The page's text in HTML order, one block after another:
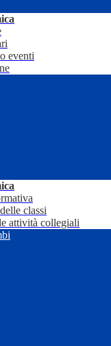
eventi
classi
attività collegiali